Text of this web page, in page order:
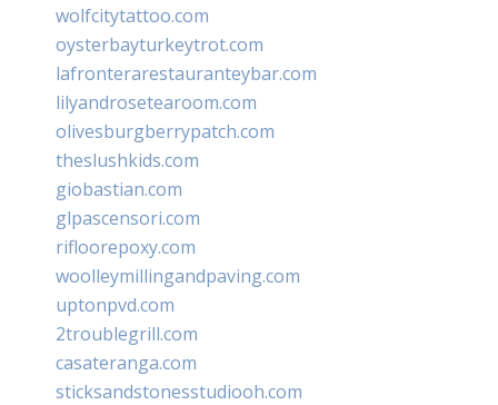
wolfcitytattoo.com
oysterbayturkeytrot.com
lafronterarestauranteybar.com
lilyandrosetearoom.com
olivesburgberrypatch.com
theslushkids.com
giobastian.com
glpascensori.com
rifloorepoxy.com
woolleymillingandpaving.com
uptonpvd.com
2troublegrill.com
casateranga.com
sticksandstonesstudiooh.com